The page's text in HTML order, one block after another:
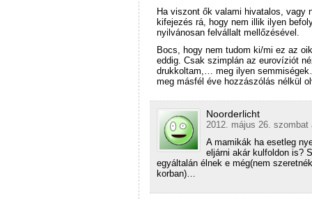
Ha viszont ők valami hivatalos, vagy
kifejezés rá, hogy nem illik ilyen
nyilvánosan felvállalt mellőzésével.
Bocs, hogy nem tudom ki/mi ez az
eddig. Csak szimplán az eurovíziót
drukkoltam,… meg ilyen
meg másfél éve hozzászólás nélkül
Noorderlicht
2012. május 26. szombat
A mamikák ha esetleg
eljárni akár kulfoldon is?
egyáltalán élnek e még(nem
korban)…